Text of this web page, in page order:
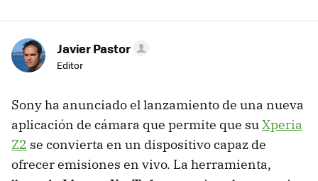
Javier Pastor
Editor
Sony ha anunciado el lanzamiento de una nueva
aplicación de cámara que permite que suXperia
Z2 se convierta en un dispositivo capaz de
ofrecer emisiones en vivo. La herramienta,